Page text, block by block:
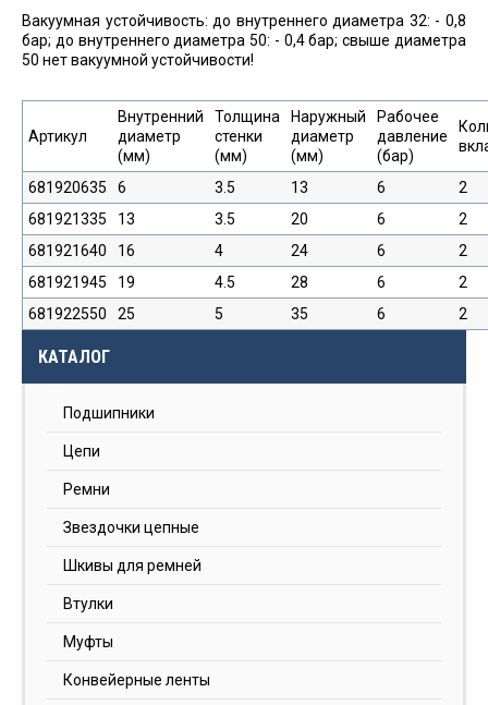
Вакуумная устойчивость: до внутреннего диаметра 32: - 0,8
бар; до внутреннего диаметра 50: - 0,4 бар; свыше диаметра
50 нет вакуумной устойчивости!
Артикул
Внутренний
диаметр
(мм)
Толщина
стенки
(мм)
Наружный
диаметр
(мм)
Рабочее
давление
(бар)
681920635 6 3.5 13 6
2
681921335
13 3.5 20 6
2
681921640
16 4 24 6
2
681921945
19 4.5 28 6
2
681922550
25 5 35 6 2
КАТАЛОГ
Подшипники
Цепи
Ремни
Звездочки цепные
Шкивы для ремней
Втулки
Муфты
Конвейерные ленты